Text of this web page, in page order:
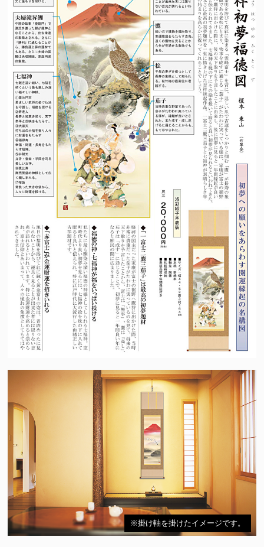
※掛け軸を掛けたイメージです。